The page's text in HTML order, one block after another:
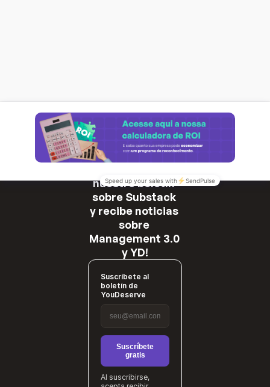
nuestro boletín
sobre Substack
y recibe noticias
sobre
Management 3.0
y YD!
Suscríbete al
boletín de
YouDeserve
Suscríbete
gratis
Al suscribirse,